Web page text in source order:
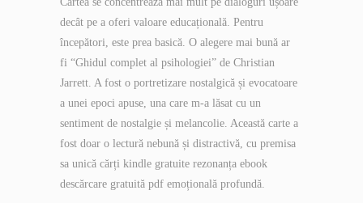
decât pe a oferi valoare educațională. Pentru
începători, este prea basică. O alegere mai bună ar
fi “Ghidul complet al psihologiei” de Christian
Jarrett. A fost o portretizare nostalgică și evocatoare
a unei epoci apuse, una care m-a lăsat cu un
sentiment de nostalgie și melancolie. Această carte a
fost doar o lectură nebună și distractivă, cu premisa
sa unică cărți kindle gratuite rezonanța ebook
descărcare gratuită pdf emoțională profundă.